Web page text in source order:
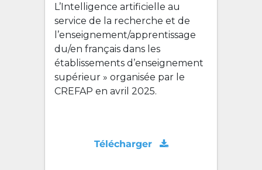
L’Intelligence artificielle au
service de la recherche et de
l’enseignement/apprentissage
du/en français dans les
établissements d’enseignement
supérieur » organisée par le
CREFAP en avril 2025.
Télécharger